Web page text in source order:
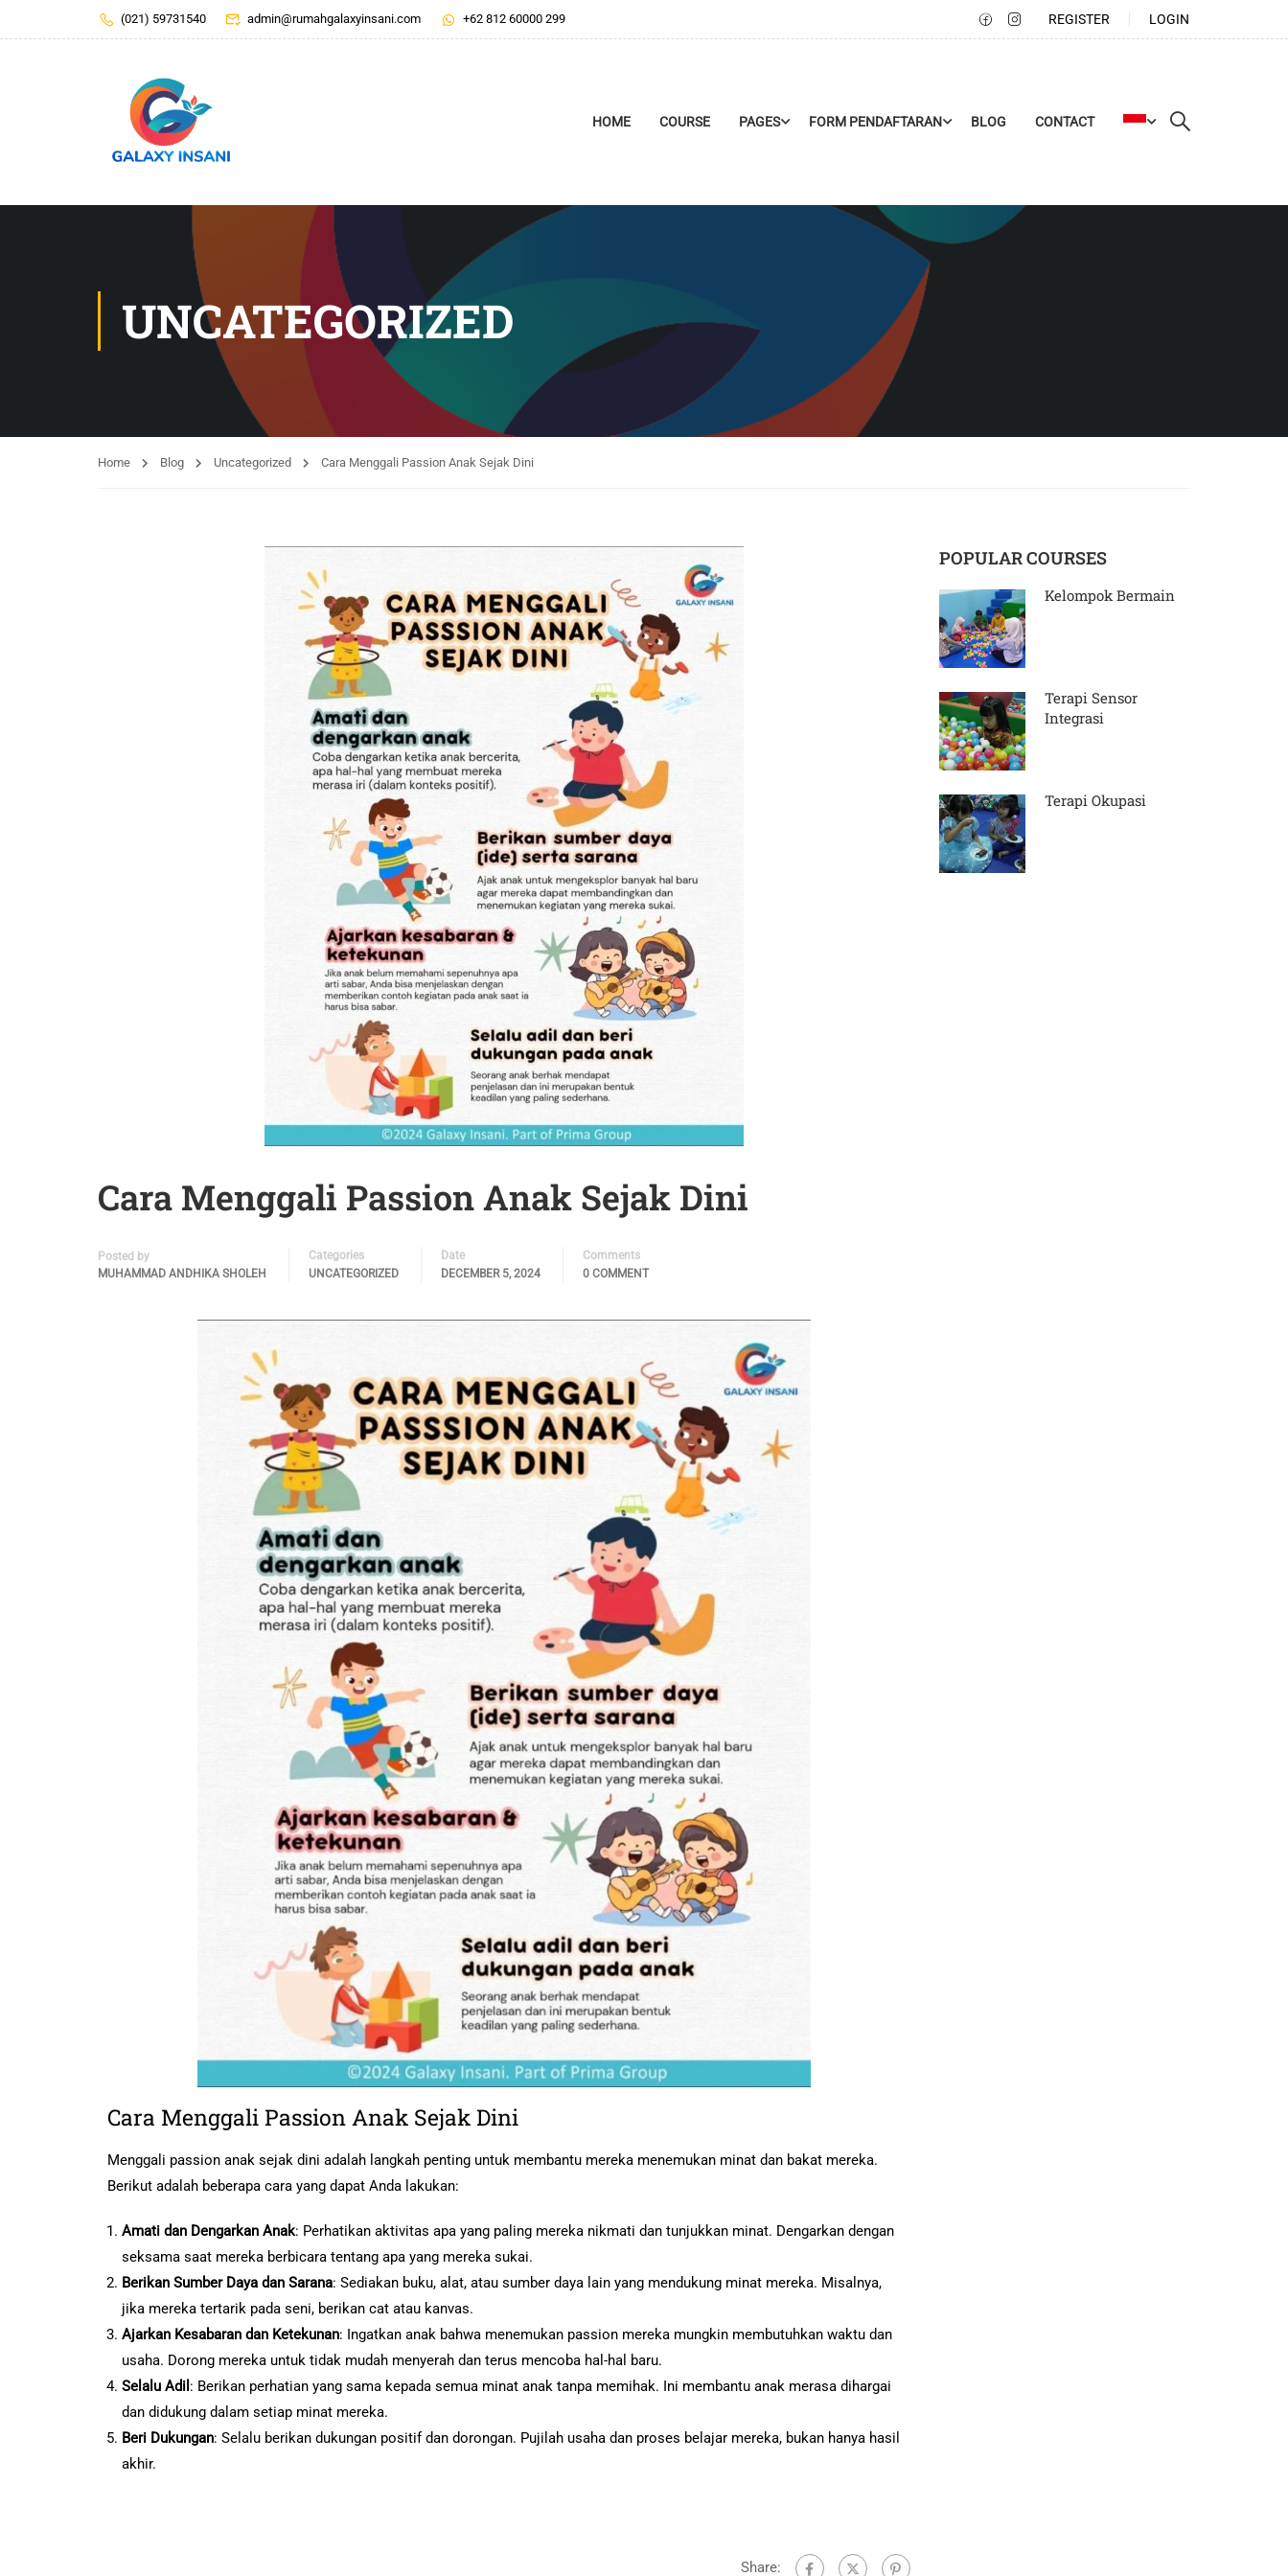
(021) 59731540 admin@rumahgalaxyinsani.com +62 812 60000 299 REGISTER LOGIN
HOME COURSE PAGES FORM PENDAFTARAN BLOG CONTACT
UNCATEGORIZED
Home Blog Uncategorized Cara Menggali Passion Anak Sejak Dini
Cara Menggali Passion Anak Sejak Dini
Posted by
MUHAMMAD ANDHIKA SHOLEH
Categories
UNCATEGORIZED
Date
DECEMBER 5, 2024
Comments
0 COMMENT
Cara Menggali Passion Anak Sejak Dini
Menggali passion anak sejak dini adalah langkah penting untuk membantu mereka menemukan minat dan bakat mereka.
Berikut adalah beberapa cara yang dapat Anda lakukan:
Amati dan Dengarkan Anak: Perhatikan aktivitas apa yang paling mereka nikmati dan tunjukkan minat. Dengarkan dengan
seksama saat mereka berbicara tentang apa yang mereka sukai.
Berikan Sumber Daya dan Sarana: Sediakan buku, alat, atau sumber daya lain yang mendukung minat mereka. Misalnya,
jika mereka tertarik pada seni, berikan cat atau kanvas.
Ajarkan Kesabaran dan Ketekunan: Ingatkan anak bahwa menemukan passion mereka mungkin membutuhkan waktu dan
usaha. Dorong mereka untuk tidak mudah menyerah dan terus mencoba hal-hal baru.
Selalu Adil : Berikan perhatian yang sama kepada semua minat anak tanpa memihak. Ini membantu anak merasa dihargai
dan didukung dalam setiap minat mereka.
Beri Dukungan: Selalu berikan dukungan positif dan dorongan. Pujilah usaha dan proses belajar mereka, bukan hanya hasil
akhir.
Share:
POPULAR COURSES
Kelompok Bermain
Terapi Sensor
Integrasi
Terapi Okupasi